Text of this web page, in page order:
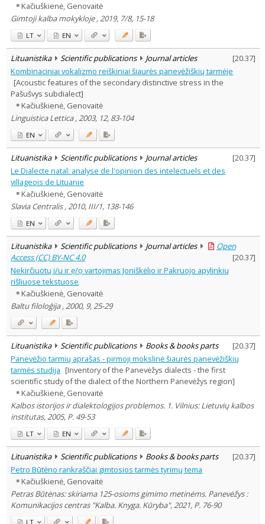
Kačiuškienė, Genovaitė
Gimtoji kalba mokykloje , 2019, 7/8, 15-18
LT EN
Lituanistika Scientific publications Journal articles [20.37]
Kombinaciniai vokalizmo reiškiniai šiaurės panevėžiškių tarmėje
[Acoustic features of the secondary distinctive stress in the
Pašušvys subdialect]
Kačiuškienė, Genovaitė
Linguistica Lettica , 2003, 12, 83-104
EN
Lituanistika Scientific publications Journal articles [20.37]
Le Dialecte natal: analyse de l'opinion des intelectuels et des
villageois de Lituanie
Kačiuškienė, Genovaitė
Slavia Centralis , 2010, III/1, 138-146
EN
Lituanistika Scientific publications Journal articles
Open
Access (CC) BY-NC 4.0
[20.37]
Nekirčiuotų i/u ir ẹ/ọ vartojimas Joniškėlio ir Pakruojo apylinkių
rišliuose tekstuose
Kačiuškienė, Genovaitė
Baltu filoloģija , 2000, 9, 25-29
Lituanistika Scientific publications Books & books parts [20.37]
Panevėžio tarmių aprašas - pirmoji mokslinė šiaurės panevėžiškių
tarmės studija [Inventory of the Panevėžys dialects - the first
scientific study of the dialect of the Northern Panevėžys region]
Kačiuškienė, Genovaitė
Kalbos istorijos ir dialektologijos problemos. 1. Vilnius: Lietuvių kalbos
institutas, 2005, P. 49-53
LT EN
Lituanistika Scientific publications Books & books parts [20.37]
Petro Būtėno rankraščiai gimtosios tarmės tyrimų tema
Kačiuškienė, Genovaitė
Petras Būtėnas: skiriama 125-osioms gimimo metinėms. Panevėžys :
Komunikacijos centras "Kalba. Knyga. Kūryba", 2021, P. 76-90
LT